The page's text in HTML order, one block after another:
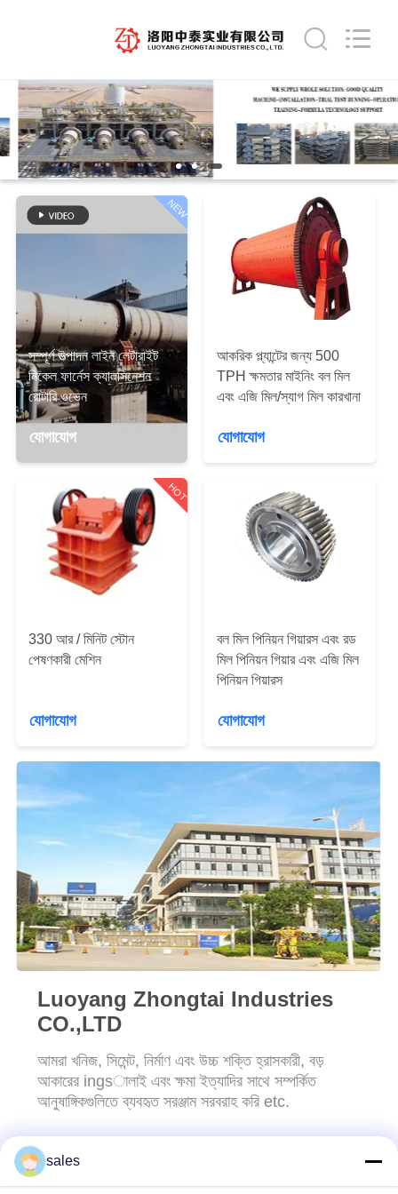
বাড়ি
পণ্য
VR
প্রদর্শন
আমাদের
সম্পর্কে
কারখানা
ভ্রমণ
মান
নিয়ন্ত্রণ
যোগাযোগ
খবর
জন্য
আবেদন
সাইট
ম্যাপ
PRIVACY
POLICY
NEW
সম্পূর্ণ উত্পাদন লাইন লেটারাইট
নিকেল ফার্নেস ক্যালসিনেশন
রোটারি ওভেন
যোগাযোগ
আকরিক প্ল্যান্টের জন্য 500
TPH ক্ষমতার মাইনিং বল মিল
এবং এজি মিল/স্যাগ মিল কারখানা
যোগাযোগ
HOT
330 আর / মিনিট স্টোন
পেষণকারী মেশিন
যোগাযোগ
বল মিল পিনিয়ন গিয়ারস এবং রড
মিল পিনিয়ন গিয়ার এবং এজি মিল
পিনিয়ন গিয়ারস
যোগাযোগ
Luoyang Zhongtai Industries
CO.,LTD
আমরা খনিজ, সিমেন্ট, নির্মাণ এবং উচ্চ শক্তি হ্রাসকারী, বড়
আকারের ingsালাই এবং ক্ষমা ইত্যাদির সাথে সম্পর্কিত
আনুষাঙ্গিকগুলিতে ব্যবহৃত সরঞ্জাম সরবরাহ করি etc.
sales